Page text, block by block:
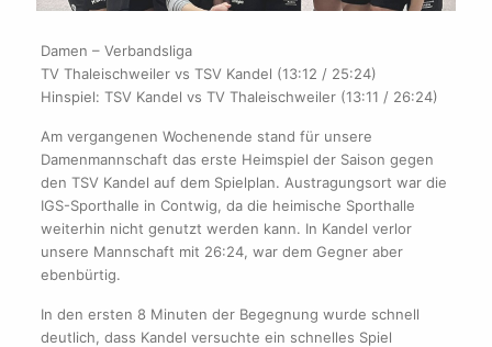
Damen – Verbandsliga
TV Thaleischweiler vs TSV Kandel (13:12 / 25:24)
Hinspiel: TSV Kandel vs TV Thaleischweiler (13:11 / 26:24)
Am vergangenen Wochenende stand für unsere
Damenmannschaft das erste Heimspiel der Saison gegen
den TSV Kandel auf dem Spielplan. Austragungsort war die
IGS-Sporthalle in Contwig, da die heimische Sporthalle
weiterhin nicht genutzt werden kann. In Kandel verlor
unsere Mannschaft mit 26:24, war dem Gegner aber
ebenbürtig.
In den ersten 8 Minuten der Begegnung wurde schnell
deutlich, dass Kandel versuchte ein schnelles Spiel